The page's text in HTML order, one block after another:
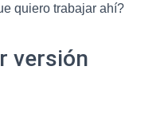
quiero trabajar ahí?
versión